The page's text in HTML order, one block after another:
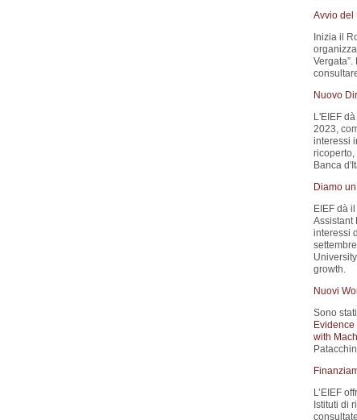
Avvio del
Inizia il
Nuovo
L'EIEF
2023,
interessi
ricoperto,
Banca
Diamo
EIEF dà
Assistant
interessi
growth.
Nuovi
Sono
with
L’EIEF
Istituti di